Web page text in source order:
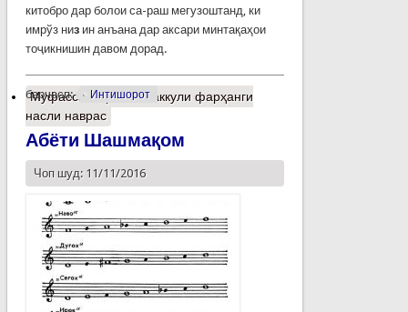
китобро дар болои са-раш мегузоштанд, ки
имрўз низин анъана дар аксари минтақаҳои
тоҷикнишин давом дорад.
барчасп: Интишорот
Муфассалтаро Ташаккули фарҳанги
насли наврас
Абёти Шашмақом
Чоп шуд: 11/11/2016